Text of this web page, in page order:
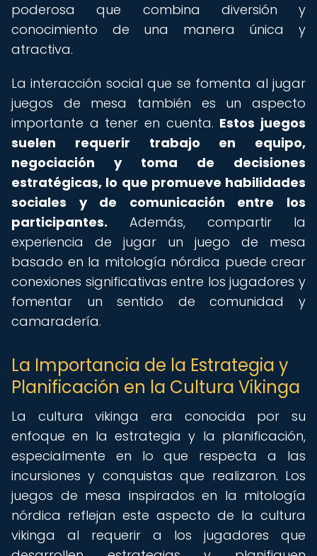
poderosa que combina diversión y
conocimiento de una manera única y
atractiva.
La interacción social que se fomenta al jugar
juegos de mesa también es un aspecto
importante a tener en cuenta. Estos juegos
suelen requerir trabajo en equipo,
negociación y toma de decisiones
estratégicas, lo que promueve habilidades
sociales y de comunicación entre los
participantes. Además, compartir la
experiencia de jugar un juego de mesa
basado en la mitología nórdica puede crear
conexiones significativas entre los jugadores y
fomentar un sentido de comunidad y
camaradería.
La Importancia de la Estrategia y
Planificación en la Cultura Vikinga
La cultura vikinga era conocida por su
enfoque en la estrategia y la planificación,
especialmente en lo que respecta a las
incursiones y conquistas que realizaron. Los
juegos de mesa inspirados en la mitología
nórdica reflejan este aspecto de la cultura
vikinga al requerir a los jugadores que